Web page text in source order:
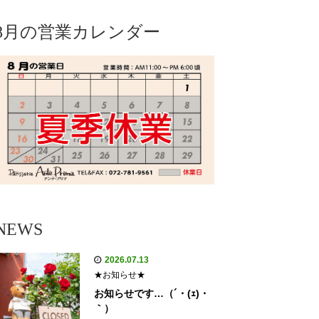
月の営業カレンダー
2026.07.13
★お知らせ★
お知らせです…（´・(ｪ)・
｀）